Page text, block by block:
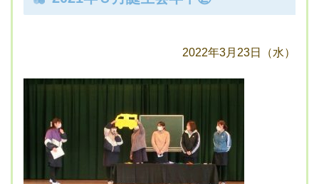
2022年3月23日（水）